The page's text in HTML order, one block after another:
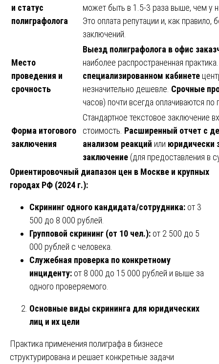
и статус
полиграфолога
может быть в 1.5-3 раза выше, чем у
Это оплата репутации и, как правило,
заключений.
Место
проведения и
срочность
Выезд полиграфолога в офис
наиболее распространенная
специализированном кабинете
незначительно дешевле. Срочные
часов) почти всегда оплачиваются
Форма итогового
заключения
Стандартное текстовое заключение
стоимость. Расширенный отчет с
анализом реакций или юридически
заключение (для предоставления в
Ориентировочный диапазон цен в Москве и крупных
городах РФ (2024 г.):
Скрининг одного кандидата/сотрудника: от 3
500 до 8 000 рублей.
Групповой скрининг (от 10 чел.): от 2 500 до 5
000 рублей с человека.
Служебная проверка по конкретному
инциденту: от 8 000 до 15 000 рублей и выше за
одного проверяемого.
Основные виды скрининга для юридических
лиц и их цели
Практика применения полиграфа в бизнесе
структурирована и решает конкретные задачи